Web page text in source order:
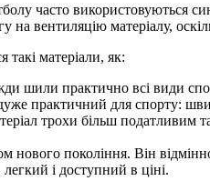
часто використовуються
на вентиляцію матеріалу,
матеріали, як:
шили практично всі види
практичний для спорту:
трохи більш
покоління. Він
і доступний в ціні.